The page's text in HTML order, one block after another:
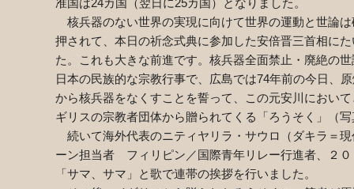
准国は24カ国（翌日に25カ国）となりました。
核兵器のない世界の実現に向けて世界の運動と世論
押されて、本日の祈念式典に参加した安倍晋三首相に
た。これも大きな前進です。核兵器全面禁止・廃絶の
日本の民族的な宗教行事で、広島では74年前の今日、
から核兵器をなくすことを誓って、この元安川におい
ギリスの宗教者団体から贈られてくる「ろうそく」（
続いて海外代表のニティヤリラ・サウロ（ダキラ＝
ーン担当者 フィリピン／国際青年リレー行進者、２
「サマ、サマ」と歌で連帯の挨拶を行いました。